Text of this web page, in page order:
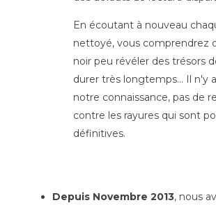
En écoutant à nouveau
nettoyé, vous comprendrez
noir peu révéler des trésors
durer très longtemps... Il n'y
notre connaissance, pas de
contre les rayures qui sont
définitives.
Depuis Novembre 2013, nous